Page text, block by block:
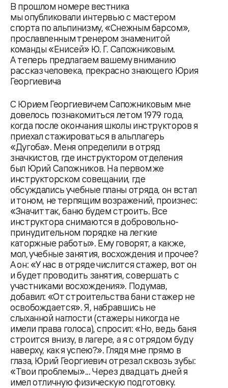
В прошлом номере вестника
мы опубликовали интервью с мастером
спорта по альпинизму, «Снежным барсом»,
прославленным тренером знаменитой
команды «Енисей» Ю. Г. Сапожниковым.
А теперь предлагаем вашему вниманию
рассказ человека, прекрасно знающего Юрия
Георгиевича
С Юрием Георгиевичем Сапожниковым мне
довелось познакомиться летом 1979 года,
когда после окончания школы инструкторов я
приехал стажироваться в альплагерь
«Дугоба». Меня определили в отряд
значкистов, где инструктором отделения
был Юрий Сапожников. На первом же
инструкторском совещании, где
обсуждались учебные планы отряда, он встал
и тоном, не терпящим возражений, произнес:
«Значит так, баню будем строить. Все
инструктора снимаются в добровольно-
принудительном порядке на легкие
каторжные работы». Ему говорят, а как же,
мол, учебные занятия, восхождения и прочее?
А он: «У нас в отряде числится стажер, вот он
и будет проводить занятия, совершать с
участниками восхождения». Подумав,
добавил: «От строительства бани стажер не
освобождается». Я, набравшись не
слыханной наглости (стажеры никогда не
имели права голоса), спросил: «Но, ведь баня
строится внизу, в лагере, а я с отрядом буду
наверху, как я успею?». Глядя мне прямо в
глаза, Юрий Георгиевич отрезал сквозь зубы:
«Твои проблемы»... Через двадцать дней я
имел отличную физическую подготовку.